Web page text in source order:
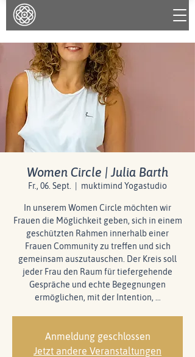
Women Circle | Julia Barth
Fr., 06. Sept. muktimind Yogastudio
In unserem Women Circle möchten wir
Frauen die Möglichkeit geben, sich in einem
geschützten Rahmen innerhalb einer
Frauen Community zu treffen und sich
gemeinsam auszutauschen. Der Kreis soll
jeder Frau den Raum für tiefergehende
Gespräche und echte Begegnungen
ermöglichen, mit der Intention, …
Anmeldung geschlossen
Jetzt andere Veranstaltungen